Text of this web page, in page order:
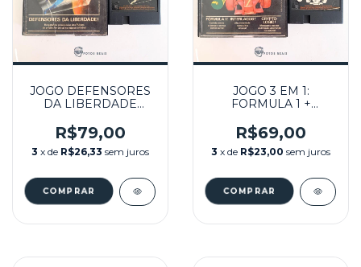
JOGO DEFENSORES
DA LIBERDADE
ODYSSEY²
R$79,00
3 x de R$26,33 sem juros
JOGO 3 EM 1:
FORMULA 1 +
CRYPTOLOGIC
SEMINOVO -
ODYSSEY²
R$69,00
3 x de R$23,00 sem juros